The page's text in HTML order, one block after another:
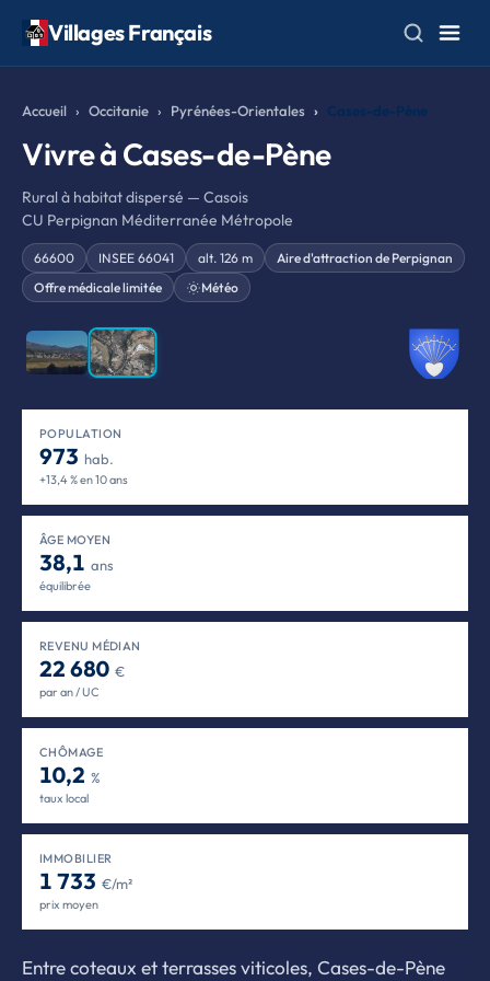
Villages Français
Accueil Occitanie Pyrénées-Orientales Cases-de-Pène
Vivre à Cases-de-Pène
Rural à habitat dispersé — Casois
CU Perpignan Méditerranée Métropole
66600 INSEE 66041 alt. 126 m
Aire d'attraction de Perpignan
Offre médicale limitée
Météo
POPULATION
973 hab.
+13,4 % en 10 ans
ÂGE MOYEN
38,1 ans
équilibrée
REVENU MÉDIAN
22 680 €
par an / UC
CHÔMAGE
10,2 %
taux local
IMMOBILIER
1 733 €/m²
prix moyen
Entre coteaux et terrasses viticoles, Cases-de-Pène